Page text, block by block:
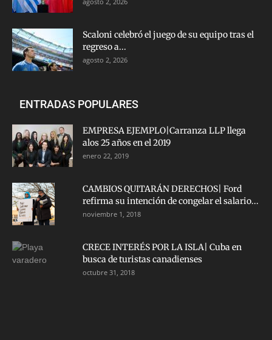
Scaloni celebró el juego de su equipo tras el
regreso a...
agosto 2, 2026
ENTRADAS POPULARES
EMPRESA EJEMPLO|Carranza LLP llega
alos 25 años en el 2019
enero 22, 2019
CAMBIOS QUITARÁN DERECHOS| Ford
refirma su intención de congelar el salario...
noviembre 1, 2018
CRECE INTERÉS POR LA ISLA| Cuba en
busca de turistas canadienses
octubre 31, 2018